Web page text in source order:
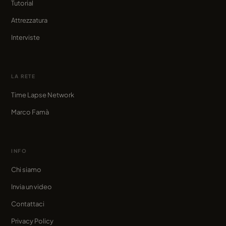
Tutorial
Attrezzatura
Interviste
LA RETE
Time Lapse Network
Marco Famà
INFO
Chi siamo
Invia un video
Contattaci
Privacy Policy